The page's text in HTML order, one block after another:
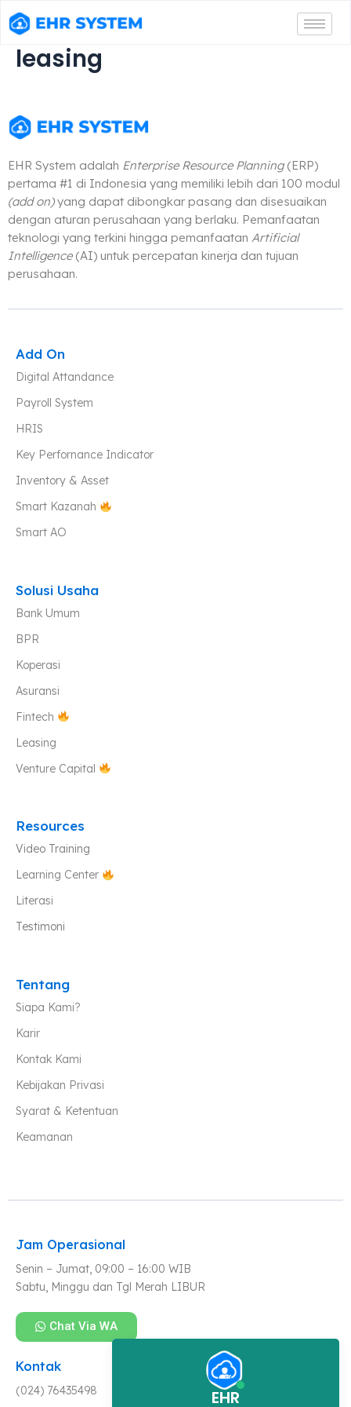
leasing
EHR System adalah Enterprise Resource Planning(ERP)
pertama #1 di Indonesia yang memiliki lebih dari 100 modul
(add on)yang dapat dibongkar pasang dan disesuaikan
dengan aturan perusahaan yang berlaku. Pemanfaatan
teknologi yang terkini hingga pemanfaatan Artificial
Intelligence(AI) untuk percepatan kinerja dan tujuan
perusahaan.
Add On
Digital Attandance
Payroll System
HRIS
Key Perfornance Indicator
Inventory & Asset
Smart Kazanah
Smart AO
Solusi Usaha
Bank Umum
BPR
Koperasi
Asuransi
Fintech
Leasing
Venture Capital
Resources
Video Training
Learning Center
Literasi
Testimoni
Tentang
Siapa Kami?
Karir
Kontak Kami
Kebijakan Privasi
Syarat & Ketentuan
Keamanan
Jam Operasional
Senin – Jumat, 09:00 – 16:00 WIB
Sabtu, Minggu dan Tgl Merah LIBUR
Chat Via WA
Kontak
(024) 76435498 EHR